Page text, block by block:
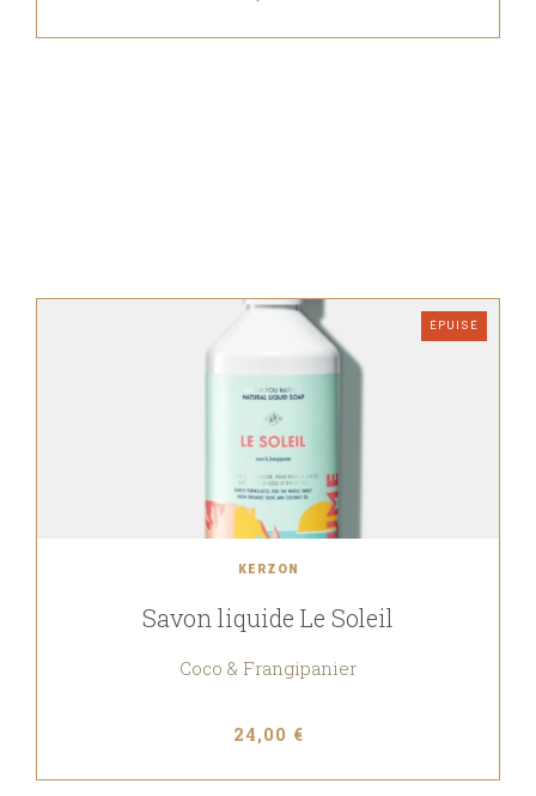
ÉPUISÉ
KERZON
Savon liquide Le Soleil
Coco & Frangipanier
24,00 €